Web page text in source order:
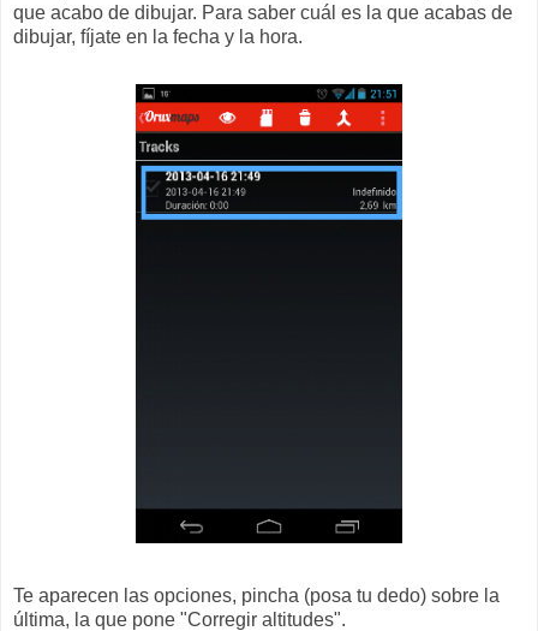
que acabo de dibujar. Para saber cuál es la que acabas de
dibujar, fíjate en la fecha y la hora.
Te aparecen las opciones, pincha (posa tu dedo) sobre la
última, la que pone "Corregir altitudes".